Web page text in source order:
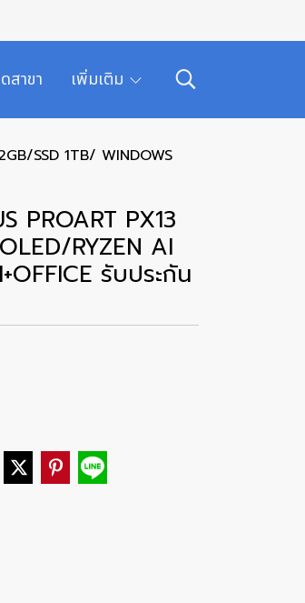
สาขา เพิ่มเติม
SSD 1TB/ WINDOWS
PROART PX13
RYZEN AI
รับประกัน